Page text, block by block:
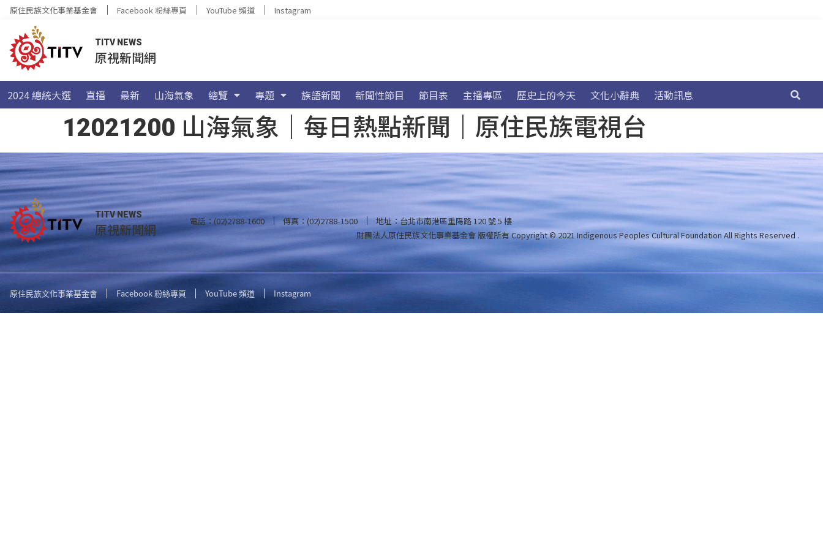
原住民族文化事業基金會 Facebook 粉絲專頁 YouTube 頻道 Instagram
TITV NEWS
原視新聞網
2024 總統大選 直播 最新 山海氣象 總覽 專題 族語新聞 新聞性節目 節目表 主播專區 歷史上的今天 文化小辭典 活動訊息
12021200 山海氣象｜每日熱點新聞｜原住民族電視台
TITV NEWS
原視新聞網 電話：(02)2788-1600 傳真：(02)2788-1500
地址：台北市南港區重陽路 120 號 5 樓
財團法人原住民族文化事業基金會 版權所有Copyright © 2021 Indigenous Peoples Cultural Foundation All Rights Reserved .
原住民族文化事業基金會 Facebook 粉絲專頁 YouTube 頻道 Instagram